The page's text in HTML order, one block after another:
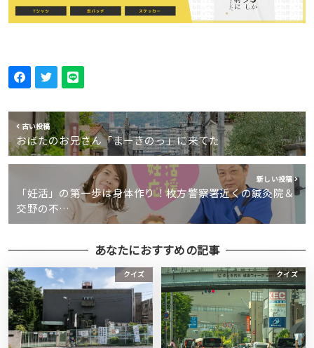
古い投稿
おばたのお兄さん「まーきのっ」に来てた
新しい投稿
「妊活」の第一歩は身体作り！枚方警察署近くの鍼灸院＆
交野の不…
あなたにおすすめの記事
クイズ クイズ